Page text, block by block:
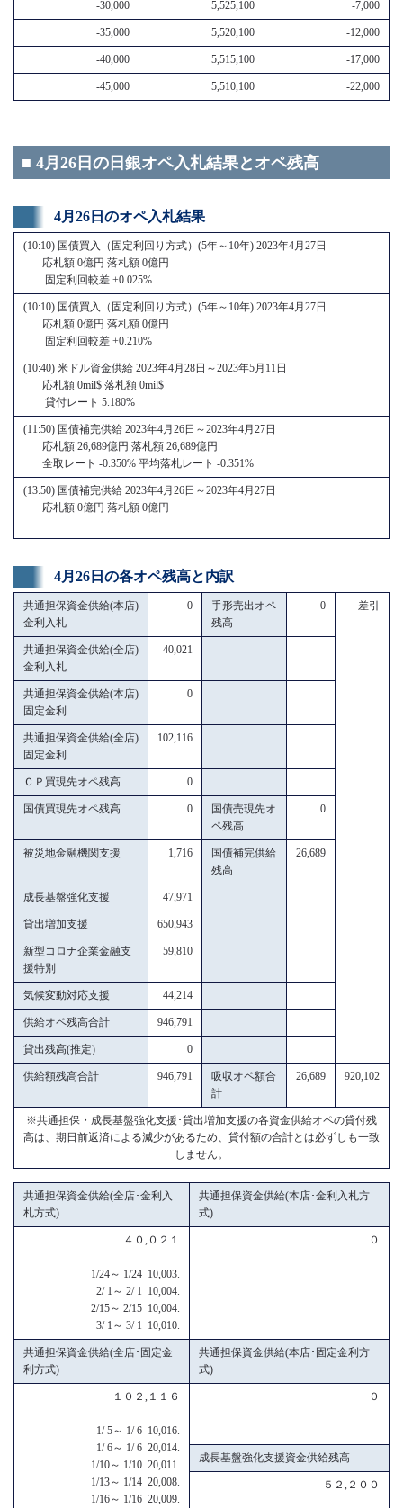
-30,000 5,525,100 -7,000
-35,000 5,520,100 -12,000
-40,000 5,515,100 -17,000
-45,000 5,510,100 -22,000
■ 4月26日の日銀オペ入札結果とオペ残高
4月26日のオペ入札結果
(10:10) 国債買入（固定利回り方式）(5年～10年) 2023年4月27日
応札額 0億円 落札額 0億円
固定利回較差 +0.025%
(10:10) 国債買入（固定利回り方式）(5年～10年) 2023年4月27日
応札額 0億円 落札額 0億円
固定利回較差 +0.210%
(10:40) 米ドル資金供給 2023年4月28日～2023年5月11日
応札額 0mil$ 落札額 0mil$
貸付レート 5.180%
(11:50) 国債補完供給 2023年4月26日～2023年4月27日
応札額 26,689億円 落札額 26,689億円
全取レート -0.350% 平均落札レート -0.351%
(13:50) 国債補完供給 2023年4月26日～2023年4月27日
応札額 0億円 落札額 0億円
4月26日の各オペ残高と内訳
共通担保資金供給(本店)
金利入札
0
手形売出オペ
残高
0 差引
共通担保資金供給(全店)
金利入札
40,021
共通担保資金供給(本店)
固定金利
0
共通担保資金供給(全店)
固定金利
102,116
ＣＰ買現先オペ残高 0
国債買現先オペ残高 0
国債売現先オ
ペ残高
0
被災地金融機関支援 1,716
国債補完供給
残高
26,689
成長基盤強化支援 47,971
貸出増加支援 650,943
新型コロナ企業金融支
援特別
59,810
気候変動対応支援 44,214
供給オペ残高合計 946,791
貸出残高(推定) 0
供給額残高合計 946,791
吸収オペ額合
計
26,689 920,102
※共通担保・成長基盤強化支援･貸出増加支援の各資金供給オペの貸付残
高は、期日前返済による減少があるため、貸付額の合計とは必ずしも一致
しません。
共通担保資金供給(全店･金利入
札方式)
共通担保資金供給(本店･金利入札方
式)
４０,０２１
1/24～ 1/24 10,003.
2/ 1～ 2/ 1 10,004.
2/15～ 2/15 10,004.
3/ 1～ 3/ 1 10,010.
０
共通担保資金供給(全店･固定金
利方式)
共通担保資金供給(本店･固定金利方
式)
１０２,１１６
1/ 5～ 1/ 6 10,016.
1/ 6～ 1/ 6 20,014.
1/10～ 1/10 20,011.
1/13～ 1/14 20,008.
1/16～ 1/16 20,009.
０
成長基盤強化支援資金供給残高
５２,２００